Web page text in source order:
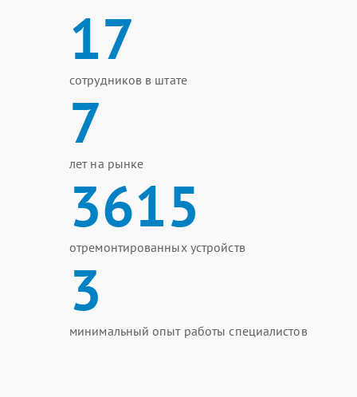
17
сотрудников в штате
7
лет на рынке
3615
отремонтированных устройств
3
минимальный опыт работы специалистов